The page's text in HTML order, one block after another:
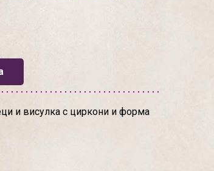
и висулка с циркони и форма